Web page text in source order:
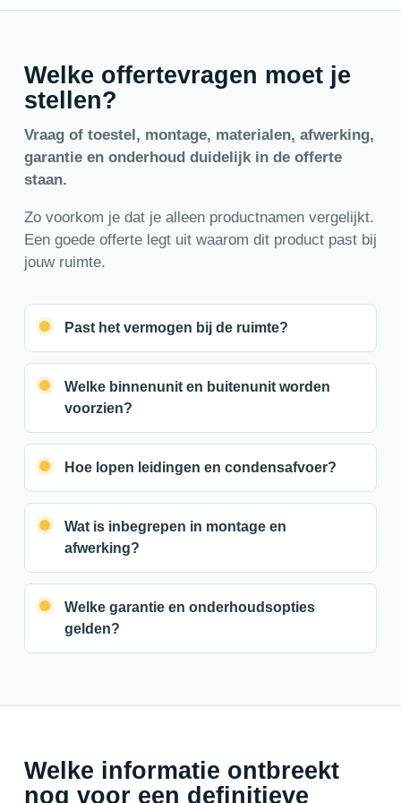
Welke offertevragen moet je
stellen?
Vraag of toestel, montage, materialen, afwerking,
garantie en onderhoud duidelijk in de offerte
staan.
Zo voorkom je dat je alleen productnamen vergelijkt.
Een goede offerte legt uit waarom dit product past bij
jouw ruimte.
Past het vermogen bij de ruimte?
Welke binnenunit en buitenunit worden
voorzien?
Hoe lopen leidingen en condensafvoer?
Wat is inbegrepen in montage en
afwerking?
Welke garantie en onderhoudsopties
gelden?
Welke informatie ontbreekt
nog voor een definitieve